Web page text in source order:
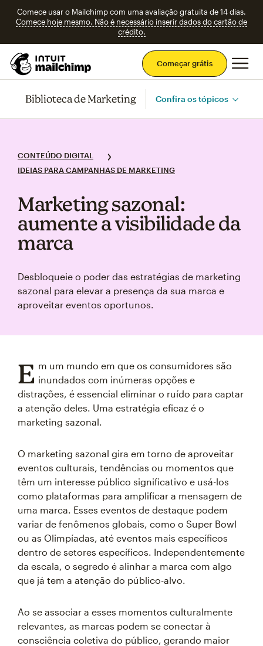
Comece usar o Mailchimp com uma avaliação gratuita de 14 dias.
Comece hoje mesmo. Não é necessário inserir dados do cartão de
crédito.
Começar grátis
Biblioteca de Marketing Confira os tópicos
CONTEÚDO DIGITAL
IDEIAS PARA CAMPANHAS DE MARKETING
Marketing sazonal:
aumente a visibilidade da
marca
Desbloqueie o poder das estratégias de marketing
sazonal para elevar a presença da sua marca e
aproveitar eventos oportunos.
E m um mundo em que os consumidores são
inundados com inúmeras opções e
distrações, é essencial eliminar o ruído para captar
a atenção deles. Uma estratégia eficaz é o
marketing sazonal.
O marketing sazonal gira em torno de aproveitar
eventos culturais, tendências ou momentos que
têm um interesse público significativo e usá-los
como plataformas para amplificar a mensagem de
uma marca. Esses eventos de destaque podem
variar de fenômenos globais, como o Super Bowl
ou as Olimpíadas, até eventos mais específicos
dentro de setores específicos. Independentemente
da escala, o segredo é alinhar a marca com algo
que já tem a atenção do público-alvo.
Ao se associar a esses momentos culturalmente
relevantes, as marcas podem se conectar à
consciência coletiva do público, gerando maior